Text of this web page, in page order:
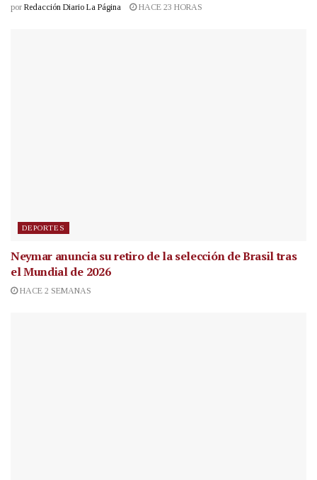
por Redacción Diario La Página HACE 23 HORAS
DEPORTES
Neymar anuncia su retiro de la selección de Brasil tras
el Mundial de 2026
HACE 2 SEMANAS